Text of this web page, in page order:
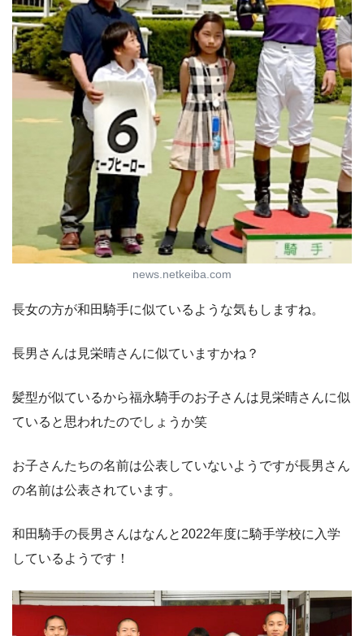
news.netkeiba.com
長女の方が和田騎手に似ているような気もしますね。
長男さんは見栄晴さんに似ていますかね？
髪型が似ているから福永騎手のお子さんは見栄晴さんに似
ていると思われたのでしょうか笑
お子さんたちの名前は公表していないようですが長男さん
の名前は公表されています。
和田騎手の長男さんはなんと2022年度に騎手学校に入学
しているようです！